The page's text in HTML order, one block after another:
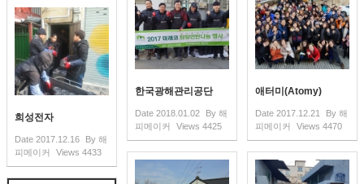
한국광해관리공단
Date 2018.01.02 By 해
피메이커
Views 4425
애터미(Atomy)
Date 2017.12.21 By 해
피메이커
Views 4470
희성전자
Date 2017.12.16 By 해
피메이커
Views 4433